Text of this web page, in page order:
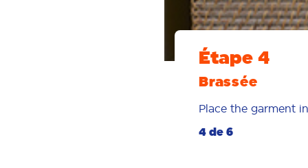
Étape 4
Brassée
Place the garment
4 de 6